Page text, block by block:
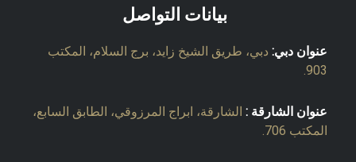
بيانات التواصل
عنوان دبي: دبي، طريق الشيخ زايد، برج السلام، المكتب
903.
عنوان الشارقة : الشارقة، ابراج المرزوقي، الطابق السابع،
المكتب 706.